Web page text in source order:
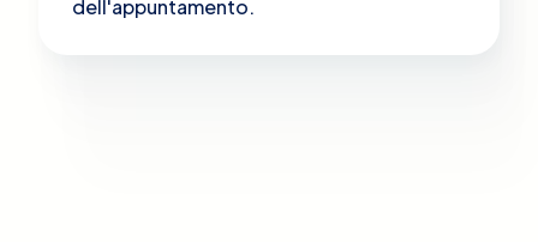
dell'appuntamento.